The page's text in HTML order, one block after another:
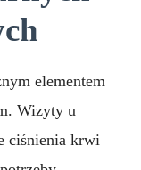
elementem
Wizyty u
ciśnienia krwi